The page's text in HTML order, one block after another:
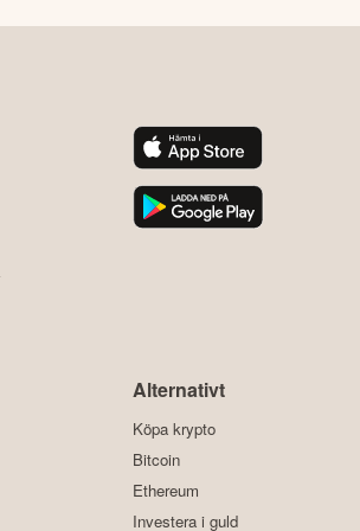
Alternativt
Köpa krypto
Bitcoin
Ethereum
Investera i guld